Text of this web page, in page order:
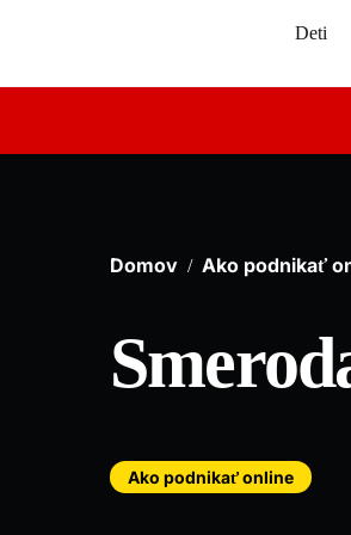
Deti
Domov / Ako podnikať
Ako podnikať online